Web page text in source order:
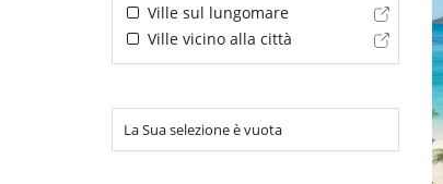
Ville sul lungomare
Ville vicino alla città
La Sua selezione è vuota